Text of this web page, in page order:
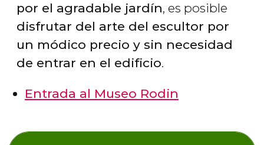
por el agradable jardín, es posible
disfrutar del arte del escultor por
un módico precio y sin necesidad
de entrar en el edificio.
Entrada al Museo Rodin